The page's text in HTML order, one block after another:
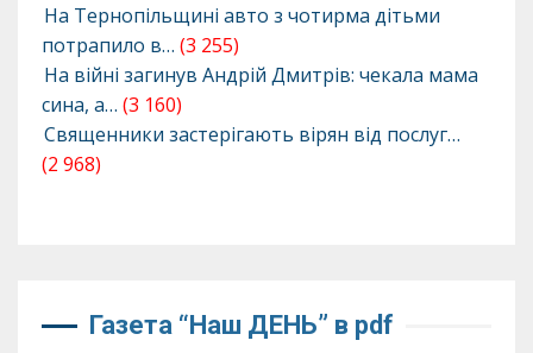
На Тернопільщині авто з чотирма дітьми
потрапило в… (3 255)
На війні загинув Андрій Дмитрів: чекала мама
сина, а… (3 160)
Священники застерігають вірян від послуг…
(2 968)
Газета “Наш ДЕНЬ” в pdf